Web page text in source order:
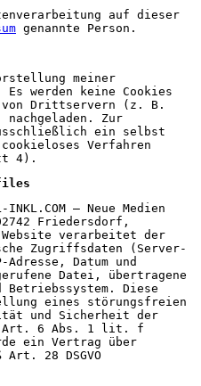
auf dieser
genannte Person.
meiner
werden keine Cookies
Drittservern (z. B.
Zur
ein selbst
Verfahren
4).
– Neue Medien
Friedersdorf,
verarbeitet der
Zugriffsdaten (Server-
Datum und
Datei, übertragene
Betriebssystem. Diese
eines störungsfreien
und Sicherheit der
Art. 6 Abs. 1 lit. f
ein Vertrag über
28 DSGVO